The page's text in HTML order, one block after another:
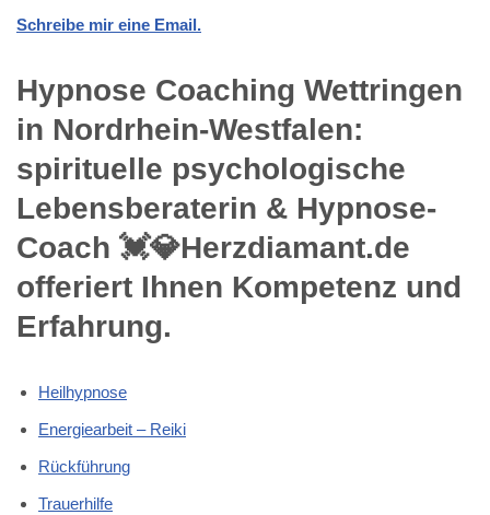
Schreibe mir eine Email.
Hypnose Coaching Wettringen
in Nordrhein-Westfalen:
spirituelle psychologische
Lebensberaterin & Hypnose-
Coach 💓️💎Herzdiamant.de
offeriert Ihnen Kompetenz und
Erfahrung.
Heilhypnose
Energiearbeit – Reiki
Rückführung
Trauerhilfe